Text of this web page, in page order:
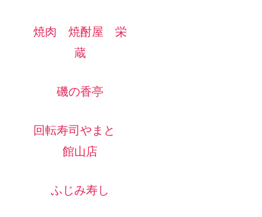
焼肉 焼酎屋 栄
蔵
磯の香亭
回転寿司やまと
館山店
ふじみ寿し